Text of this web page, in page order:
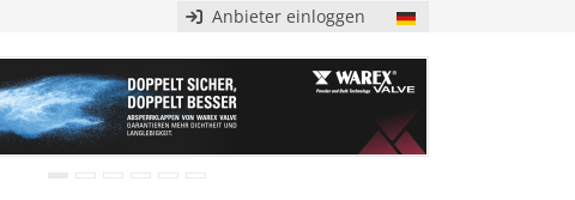
Anbieter einloggen